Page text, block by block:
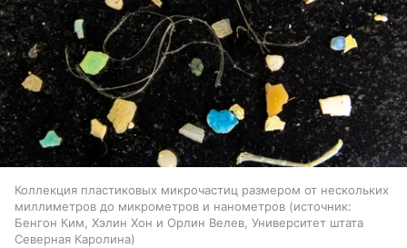
Коллекция пластиковых микрочастиц размером от нескольких
миллиметров до микрометров и нанометров
источник:
Бенгон Ким, Хэлин Хон и Орлин Велев, Университет штата
Северная Каролина